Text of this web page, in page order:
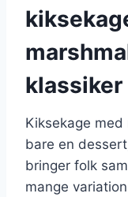
klassiker
Kiksekage
bare en
bringer folk
mange